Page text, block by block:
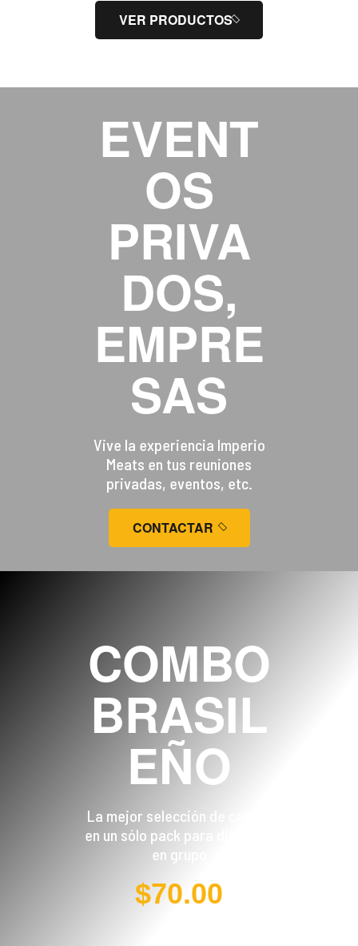
VER PRODUCTOS
EVENT
OS
PRIVA
DOS,
EMPRE
SAS
Vive la experiencia Imperio
Meats en tus reuniones
privadas, eventos, etc.
CONTACTAR
COMBO
BRASIL
EÑO
La mejor selección de carnes
en un sólo pack para disfrutar
en grupo
$70.00